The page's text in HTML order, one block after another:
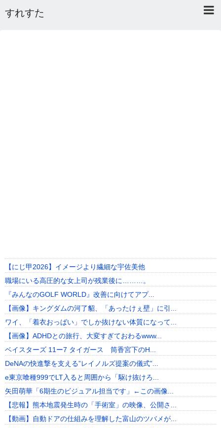
すれすた
【にじ甲2026】イメージより繊細な宇佐美他
職場にいる高圧的な女上司が残業後に………。
『みんなのGOLF WORLD』改善に向けてアプ...
【画像】キングダムの河了貂、「あったけぇ壁」に引...
ワイ、「着衣おっばい」でしか抜けない体質になって...
【画像】ADHDとの旅行、大変すぎておわるwww...
ベイスターズ 11ー7 タイガース 筒香宮下のH...
DeNAの快進撃を支える”レイノルズ提案の儀式”...
e東京喰種999でLT入ると周囲から「駆け抜けろ...
矢田萌華「6期生のビジュアル担当です」←この画像...
【悲報】熊本地震発生時の「手術室」の映像、公開さ...
【動画】自動ドアの仕組みを理解した富山のツバメが...